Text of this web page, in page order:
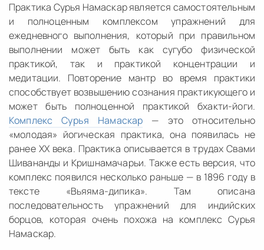
Практика Сурья Намаскар является самостоятельным
и полноценным комплексом упражнений для
ежедневного выполнения, который при правильном
выполнении может быть как сугубо физической
практикой, так и практикой концентрации и
медитации. Повторение мантр во время практики
способствует возвышению сознания практикующего и
может быть полноценной практикой бхакти-йоги.
Комплекс Сурья Намаскар — это относительно
«молодая» йогическая практика, она появилась не
ранее XX века. Практика описывается в трудах Свами
Шивананды и Кришнамачарьи. Также есть версия, что
комплекс появился несколько раньше — в 1896 году в
тексте «Вьяяма-дипика». Там описана
последовательность упражнений для индийских
борцов, которая очень похожа на комплекс Сурья
Намаскар.